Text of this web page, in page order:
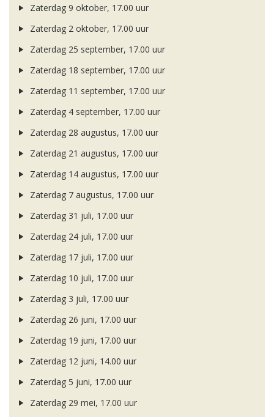
Zaterdag 9 oktober, 17.00 uur
Zaterdag 2 oktober, 17.00 uur
Zaterdag 25 september, 17.00 uur
Zaterdag 18 september, 17.00 uur
Zaterdag 11 september, 17.00 uur
Zaterdag 4 september, 17.00 uur
Zaterdag 28 augustus, 17.00 uur
Zaterdag 21 augustus, 17.00 uur
Zaterdag 14 augustus, 17.00 uur
Zaterdag 7 augustus, 17.00 uur
Zaterdag 31 juli, 17.00 uur
Zaterdag 24 juli, 17.00 uur
Zaterdag 17 juli, 17.00 uur
Zaterdag 10 juli, 17.00 uur
Zaterdag 3 juli, 17.00 uur
Zaterdag 26 juni, 17.00 uur
Zaterdag 19 juni, 17.00 uur
Zaterdag 12 juni, 14.00 uur
Zaterdag 5 juni, 17.00 uur
Zaterdag 29 mei, 17.00 uur